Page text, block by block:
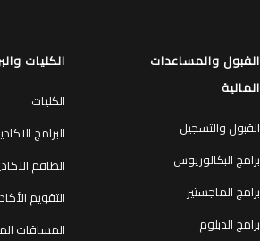
القبول والمساعدات
المالية
القبول والتسجيل
برامج البكالوريوس
برامج الماجستير
برامج الدبلوم
الكليات
الكليات
البرامج
الطاقم
التقويم
المساقات